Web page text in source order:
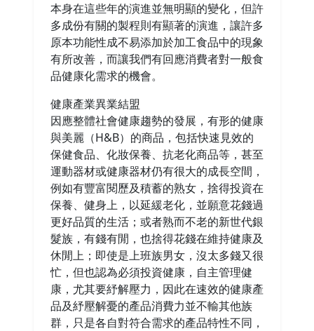
本身在這些年的演進並無明顯的變化，但許
多成份有關的製程則有顯著的演進，讓許多
原本功能性成不易添加於加工食品中的現象
有所改善，而讓我們有回應消費者對一般食
品健康化需求的機會。
健康產業異業結盟
因應整體社會健康趨勢的發展，有形的健康
與美麗（H&B）的商品，包括快速見效的
保健食品、化妝保養、抗老化商品等，甚至
運動器材或健康器材仍有很大的成長空間，
例如有豐富閱歷及積蓄的熟女，捨得投資在
保養、健身上，以延緩老化，並願意花錢過
更好品質的生活；或者熟而不老的新世代銀
髮族，有錢有閒，也捨得花錢在維持健康及
休閒上；即使是上班族男女，沒太多錢又很
忙，但也認為必須投資健康，自主管理健
康，尤其要紓解壓力，因此在速效的健康產
品及紓壓解憂的產品消費力並不輸其他族
群，只是各自對符合需求的產品特性不同，